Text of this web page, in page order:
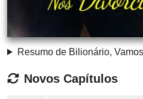
Resumo de Bilionário,
Novos Capítulos